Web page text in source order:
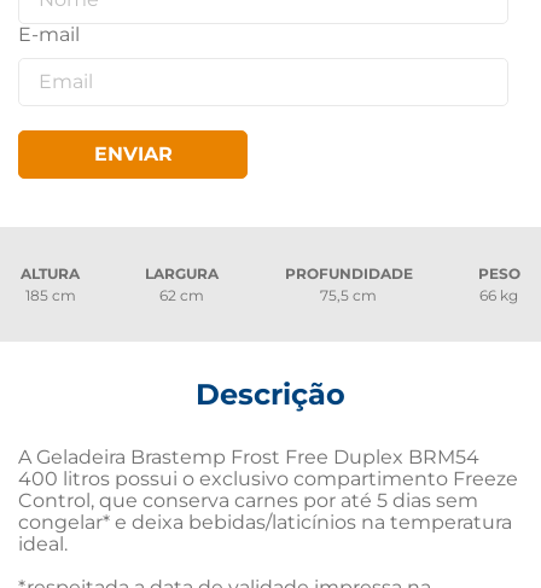
ENVIAR
ALTURA
185 cm
LARGURA
62 cm
PROFUNDIDADE
75,5 cm
PESO
66 kg
Descrição
A Geladeira Brastemp Frost Free Duplex BRM54
400 litros possui o exclusivo compartimento Freeze
Control, que conserva carnes por até 5 dias sem
congelar* e deixa bebidas/laticínios na temperatura
ideal.